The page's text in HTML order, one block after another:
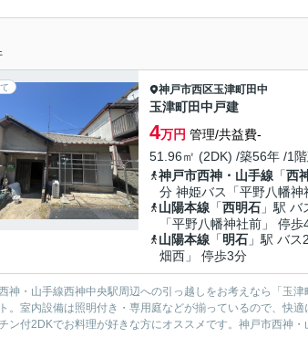
神戸市西区玉津町田中
玉津町田中戸建
4万円 管理/共益費-
51.96㎡ (2DK) /築56年 /1
神戸市西神・山手線 「西
分 神姫バス「平野八幡神
山陽本線 「西明石 」駅
「平野八幡神社前」 停歩
山陽本線 「明石 」駅 バ
畑西」 停歩3分
神・山手線西神中央駅周辺への引っ越しをお考えなら「玉
。室内設備は照明付き・専用庭などが揃っているので、快
ン付2DKでお料理が好きな方にオススメです。神戸市西神